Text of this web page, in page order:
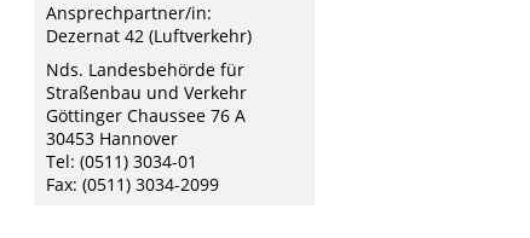
Ansprechpartner/in:
Dezernat 42 (Luftverkehr)
Nds. Landesbehörde für
Straßenbau und Verkehr
Göttinger Chaussee 76 A
30453 Hannover
Tel: (0511) 3034-01
Fax: (0511) 3034-2099